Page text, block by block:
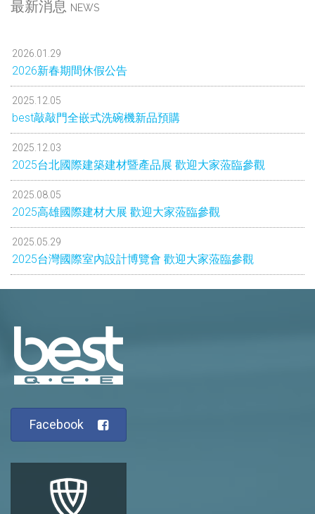
最新消息 NEWS
2026.01.29
2026新春期間休假公告
2025.12.05
best敲敲門全嵌式洗碗機新品預購
2025.12.03
2025台北國際建築建材暨產品展 歡迎大家蒞臨參觀
2025.08.05
2025高雄國際建材大展 歡迎大家蒞臨參觀
2025.05.29
2025台灣國際室內設計博覽會 歡迎大家蒞臨參觀
Facebook